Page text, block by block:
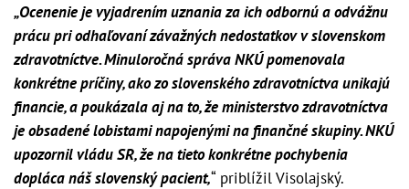
„Ocenenie je vyjadrením uznania za ich odbornú a odvážnu
prácu pri odhaľovaní závažných nedostatkov v slovenskom
zdravotníctve. Minuloročná správa NKÚ pomenovala
konkrétne príčiny, ako zo slovenského zdravotníctva unikajú
financie, a poukázala aj na to, že ministerstvo zdravotníctva
je obsadené lobistami napojenými na finančné skupiny. NKÚ
upozornil vládu SR, že na tieto konkrétne pochybenia
dopláca náš slovenský pacient,“ priblížil Visolajský.